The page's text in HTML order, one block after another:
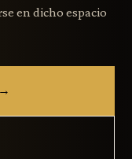
en dicho espacio